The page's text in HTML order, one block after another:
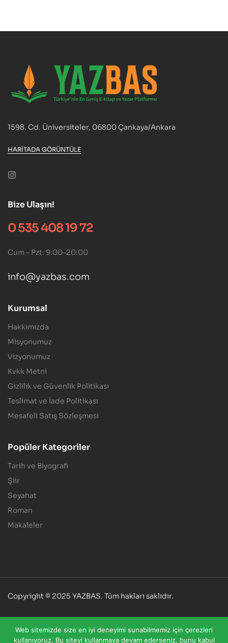
1598. Cd. Üniversiteler, 06800 Çankaya/Ankara
HARITADA GÖRÜNTÜLE
Bize Ulaşın!
0 535 408 19 72
Cum – Pzt: 9:00-20:00
info@yazbas.com
Kurumsal
Hakkımızda
Misyonumuz
Vizyonumuz
Kvkk Metni
Gizlilik ve Güvenlik Politikası
Teslimat ve İade Politikası
Mesafeli Satış Sözleşmesi
Popüler Kategoriler
Tarih ve Biyografi
Şiir
Seyahat
Roman
Makaleler
Copyright © 2025 YAZBAS. Tüm hakları saklıdır.
DÜKKANIM
Web sitemizde size en iyi deneyimi sunabilmemiz için çerezleri
kullanıyoruz. Bu siteyi kullanmaya devam ederseniz, bunu kabul